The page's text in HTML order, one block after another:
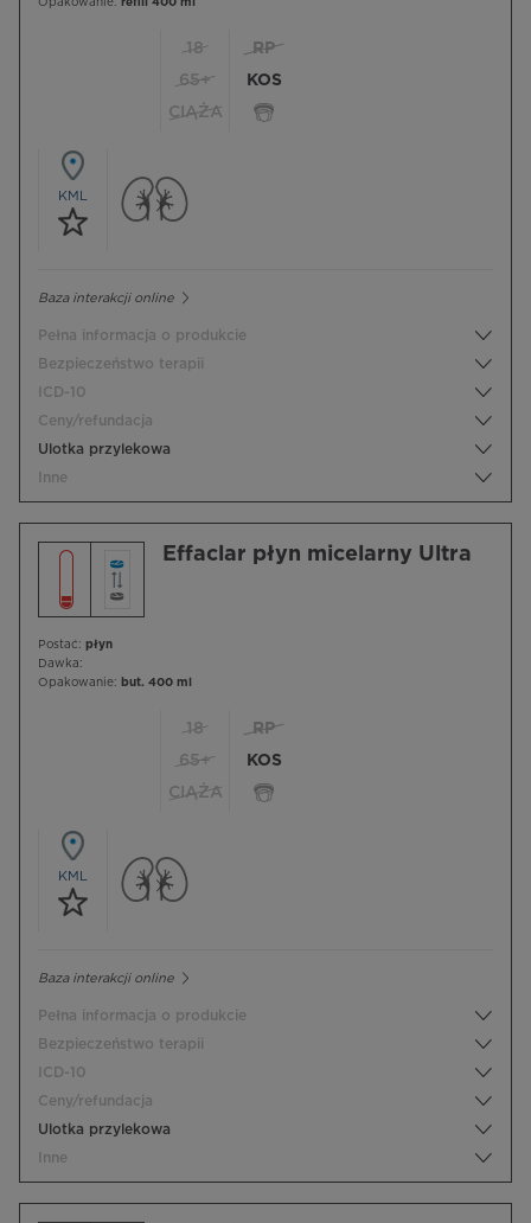
Opakowanie: refill 400 ml
18
65+
CIĄŻA
RP
KOS
KML
Baza interakcji online
Pełna informacja o produkcie
Bezpieczeństwo terapii
ICD-10
Ceny/refundacja
Ulotka przylekowa
Inne
Effaclar płyn micelarny Ultra
Postać: płyn
Dawka:
Opakowanie: but. 400 ml
18
65+
CIĄŻA
RP
KOS
KML
Baza interakcji online
Pełna informacja o produkcie
Bezpieczeństwo terapii
ICD-10
Ceny/refundacja
Ulotka przylekowa
Inne